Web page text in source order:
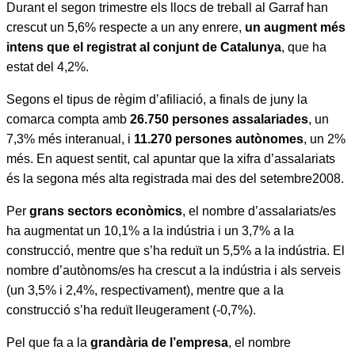
Durant el segon trimestre els llocs de treball al Garraf han
crescut un 5,6% respecte a un any enrere, un augment més
intens que el registrat al conjunt de Catalunya, que ha
estat del 4,2%.
Segons el tipus de règim d’afiliació, a finals de juny la
comarca compta amb 26.750 persones assalariades, un
7,3% més interanual, i 11.270 persones autònomes, un 2%
més. En aquest sentit, cal apuntar que la xifra d’assalariats
és la segona més alta registrada mai des del setembre2008.
Per grans sectors econòmics, el nombre d’assalariats/es
ha augmentat un 10,1% a la indústria i un 3,7% a la
construcció, mentre que s’ha reduït un 5,5% a la indústria. El
nombre d’autònoms/es ha crescut a la indústria i als serveis
(un 3,5% i 2,4%, respectivament), mentre que a la
construcció s’ha reduït lleugerament (-0,7%).
Pel que fa a la grandària de l’empresa, el nombre